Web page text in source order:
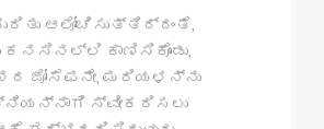
ಆಲೋಚಿಸುತ್ತಿದ್ದಂತೆ,
ಕನಸಿನಲ್ಲಿ ಕಾಣಿಸಿಕೊಂಡು,
ಜೋಸೆಫನೇ, ಮರಿಯಳನ್ನು
ಸ್ವೀಕರಿಸಲು